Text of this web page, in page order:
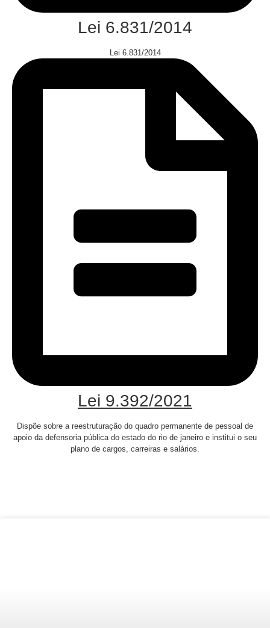
Lei 6.831/2014
Lei 6.831/2014
Lei 9.392/2021
Dispõe sobre a reestruturação do quadro permanente de pessoal de
apoio da defensoria pública do estado do rio de janeiro e institui o seu
plano de cargos, carreiras e salários.